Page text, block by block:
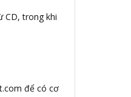
CD, trong khi
để có cơ